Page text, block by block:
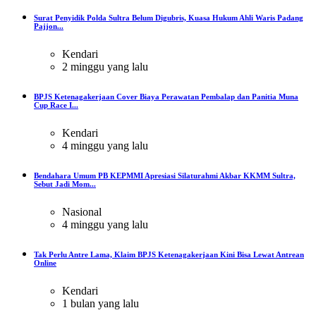
Surat Penyidik Polda Sultra Belum Digubris, Kuasa Hukum Ahli Waris Padang
Pajjon...
Kendari
2 minggu yang lalu
BPJS Ketenagakerjaan Cover Biaya Perawatan Pembalap dan Panitia Muna
Cup Race I...
Kendari
4 minggu yang lalu
Bendahara Umum PB KEPMMI Apresiasi Silaturahmi Akbar KKMM Sultra,
Sebut Jadi Mom...
Nasional
4 minggu yang lalu
Tak Perlu Antre Lama, Klaim BPJS Ketenagakerjaan Kini Bisa Lewat Antrean
Online
Kendari
1 bulan yang lalu